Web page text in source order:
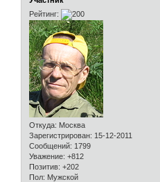
Рейтинг:
Откуда: Москва
Зарегистрирован: 15-12-2011
Сообщений: 1799
Уважение: +812
Позитив: +202
Пол: Мужской